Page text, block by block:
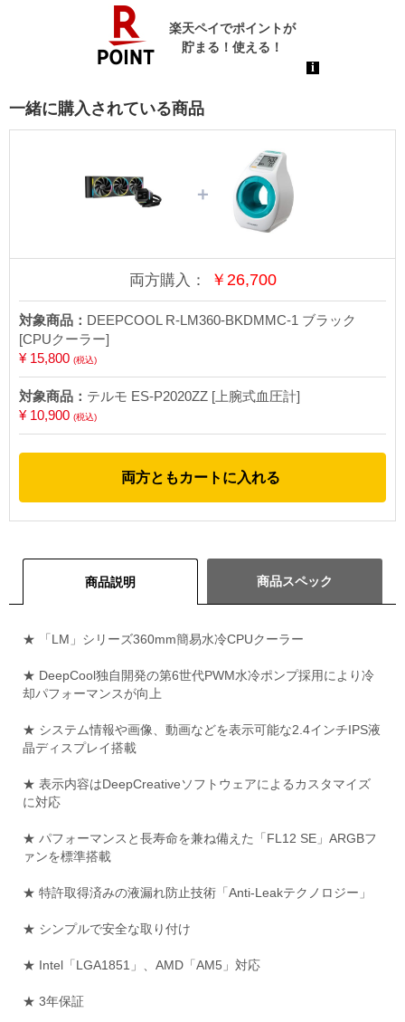
一緒に購入されている商品
＋
両方購入： ￥ 26,700
対象商品： DEEPCOOL R-LM360-BKDMMC-1 ブラック
[CPUクーラー]
¥ 15,800 (税込)
対象商品： テルモ ES-P2020ZZ [上腕式血圧計]
¥ 10,900 (税込)
両方ともカートに入れる
商品説明 商品スペック
★ 「LM」シリーズ360mm簡易水冷CPUクーラー
★ DeepCool独自開発の第6世代PWM水冷ポンプ採用により冷
却パフォーマンスが向上
★ システム情報や画像、動画などを表示可能な2.4インチIPS液
晶ディスプレイ搭載
★ 表示内容はDeepCreativeソフトウェアによるカスタマイズ
に対応
★ パフォーマンスと長寿命を兼ね備えた「FL12 SE」ARGBフ
ァンを標準搭載
★ 特許取得済みの液漏れ防止技術「Anti-Leakテクノロジー」
★ シンプルで安全な取り付け
★ Intel「LGA1851」、AMD「AM5」対応
★ 3年保証